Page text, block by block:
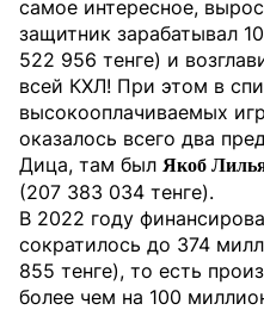
самое интересное,
защитник зарабатывал
522 956 тенге) и
всей КХЛ! При этом в
высокооплачиваемых
оказалось всего два
Дица, там был Якоб
(207 383 034 тенге).
В 2022 году
сократилось до 374
855 тенге), то есть
более чем на 100